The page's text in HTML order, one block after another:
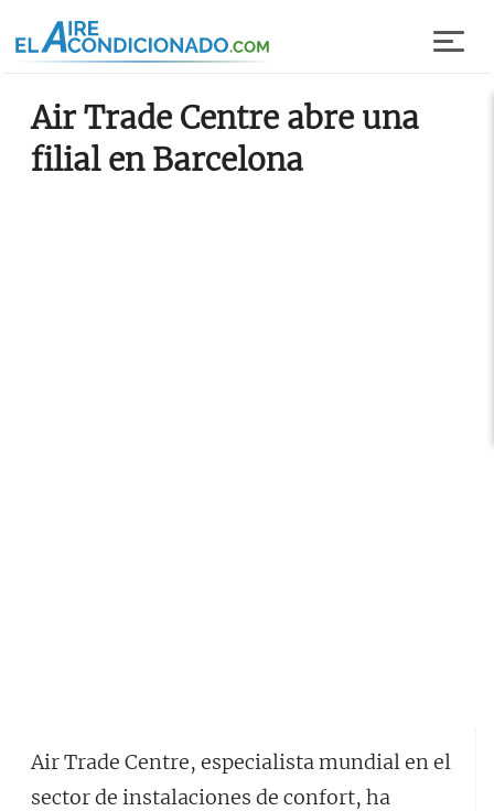
Air Trade Centre abre una
filial en Barcelona
Air Trade Centre, especialista mundial en el
sector de instalaciones de confort, ha